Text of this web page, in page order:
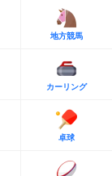
地方競馬
カーリング
卓球